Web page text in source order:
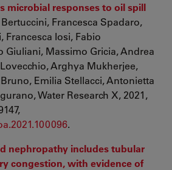
microbial responses to oil spill
Francesca Spadaro,
Francesca Iosi, Fabio
Giuliani, Massimo Gricia, Andrea
Arghya Mukherjee,
Emilia Stellacci, Antonietta
Water Research X, 2021,
.
nephropathy includes tubular
congestion, with evidence of